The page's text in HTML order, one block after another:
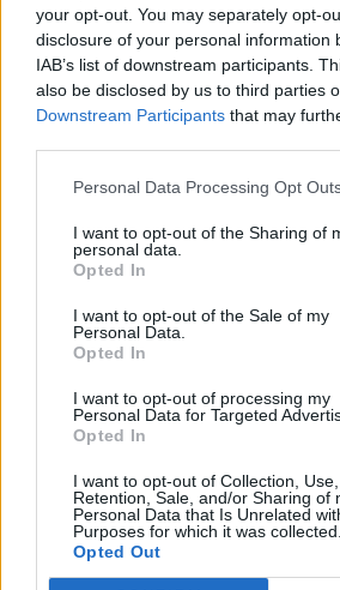
your opt-out. You may separately opt-
disclosure of your personal information
IAB’s list of downstream participants.
also be disclosed by us to third parties
Downstream Participants that may
Personal Data Processing Opt
I want to opt-out of the Sharing of
personal data.
Opted In
I want to opt-out of the Sale of my
Personal Data.
Opted In
I want to opt-out of processing my
Personal Data for Targeted
Opted In
I want to opt-out of Collection, Use,
Retention, Sale, and/or Sharing of
Personal Data that Is Unrelated
Purposes for which it was collected.
Opted Out
Διαγωνισμός: 1 διπλή πρόσκληση
για την παράσταση - εμπειρία
"Lemon", στη Δημητσάνα-Η
νικήτρια
04.08.2025 17:04
Διαγωνισμός: 2 διπλές προσκλήσεις
για τη θεατρική παράσταση "Το
Γκρούφαλο"
16.07.2025 17:33
Διαγωνισμός: 2 διπλές προσκλήσεις
για το "ΤaTouTaTa Kids Festival" -
Οι νικήτες
13.06.2025 12:27